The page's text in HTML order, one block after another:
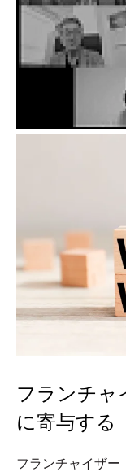
フランチャ
に寄与する
フランチャイザー